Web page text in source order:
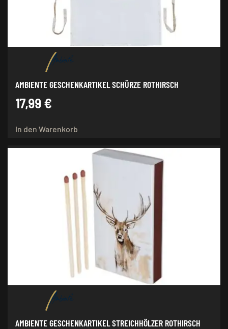
AMBIENTE GESCHENKARTIKEL SCHÜRZE ROTHIRSCH
17,99 €
In den Warenkorb
AMBIENTE GESCHENKARTIKEL STREICHHÖLZER ROTHIRSCH